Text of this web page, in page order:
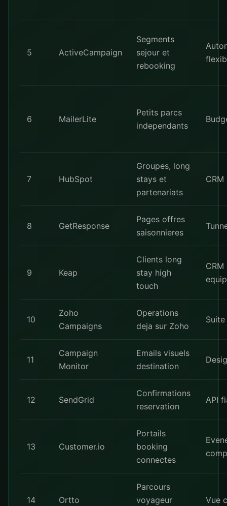
5 ActiveCampaign
Segments
sejour et
rebooking
6 MailerLite
Petits parcs
independants
7 HubSpot
Groupes, long
stays et
partenariats
8 GetResponse
Pages offres
saisonnieres
9 Keap
Clients long
stay high
touch
10
Zoho
Campaigns
Operations
deja sur Zoho
11
Campaign
Monitor
Emails visuels
destination
12 SendGrid
Confirmations
reservation
API
13 Customer.io
Portails
booking
connectes
14 Ortto
Parcours
voyageur
Vue